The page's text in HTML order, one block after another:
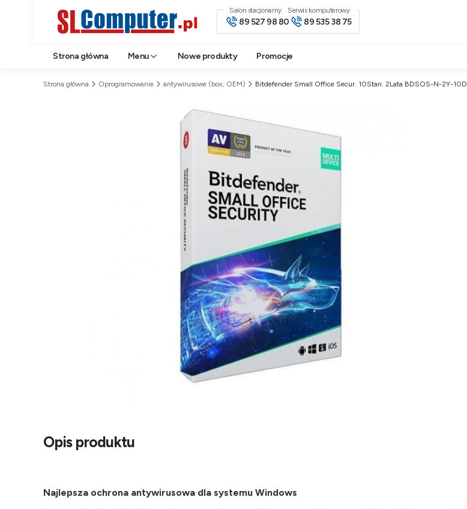
Salon stacjonarny
89 527 98 80 89 535 38 75
Strona główna Menu Nowe produkty Promocje
Strona główna Oprogramowanie antywirusowe (box, OEM) Bitdefender Small Office Secur. 10Stan. 2Lata BDSOS-N-2Y-10D
Opis produktu
Najlepsza ochrona antywirusowa dla systemu Windows